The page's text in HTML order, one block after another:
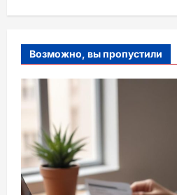
Возможно, вы пропустили